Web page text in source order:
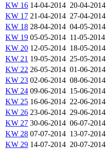
KW 16 14-04-2014 20-04-2014
KW 17 21-04-2014 27-04-2014
KW 18 28-04-2014 04-05-2014
KW 19 05-05-2014 11-05-2014
KW 20 12-05-2014 18-05-2014
KW 21 19-05-2014 25-05-2014
KW 22 26-05-2014 01-06-2014
KW 23 02-06-2014 08-06-2014
KW 24 09-06-2014 15-06-2014
KW 25 16-06-2014 22-06-2014
KW 26 23-06-2014 29-06-2014
KW 27 30-06-2014 06-07-2014
KW 28 07-07-2014 13-07-2014
KW 29 14-07-2014 20-07-2014